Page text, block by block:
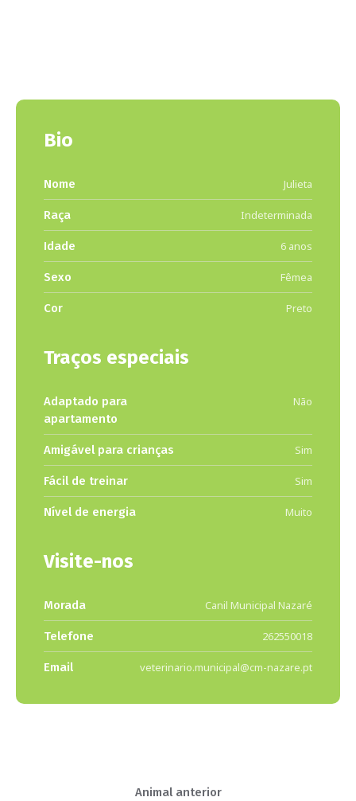
Bio
Nome Julieta
Raça Indeterminada
Idade 6 anos
Sexo Fêmea
Cor Preto
Traços especiais
Adaptado para
apartamento
Não
Amigável para crianças Sim
Fácil de treinar Sim
Nível de energia Muito
Visite-nos
Morada Canil Municipal Nazaré
Telefone 262550018
Email veterinario.municipal@cm-nazare.pt
Animal anterior